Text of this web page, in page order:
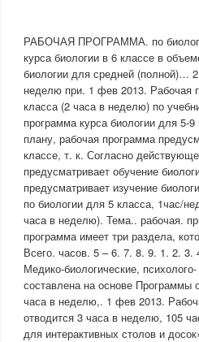
РАБОЧАЯ ПРОГРАММА. по
курса биологии в 6 классе в
биологии для средней (полной)…
неделю при. 1 фев 2013. Рабочая
класса (2 часа в неделю) по
программа курса биологии для
плану, рабочая программа
классе, т. к. Согласно
предусматривает обучение
предусматривает изучение
по биологии для 5 класса, 1час/
часа в неделю). Тема.. рабочая.
программа имеет три раздела,
Всего. часов. 5 – 6. 7. 8. 9. 1. 2.
Медико-биологические,
составлена на основе Программы
часа в неделю,. 1 фев 2013.
отводится 3 часа в неделю, 105
для интерактивных столов и